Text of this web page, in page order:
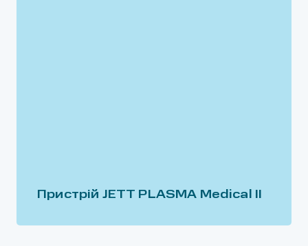
Пристрій JETT PLASMA Medical II